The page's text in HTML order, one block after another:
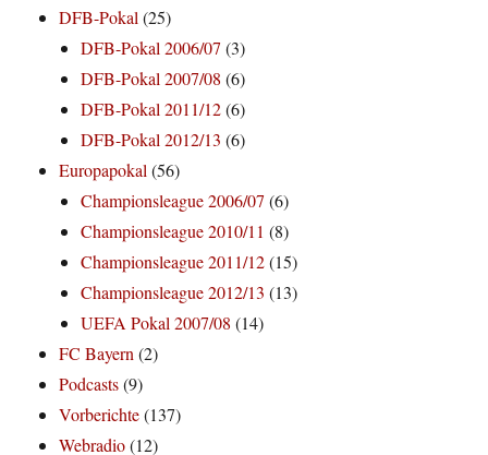
DFB-Pokal(25)
DFB-Pokal 2006/07 (3)
DFB-Pokal 2007/08 (6)
DFB-Pokal 2011/12(6)
DFB-Pokal 2012/13 (6)
Europapokal(56)
Championsleague 2006/07 (6)
Championsleague 2010/11 (8)
Championsleague 2011/12(15)
Championsleague 2012/13 (13)
UEFA Pokal 2007/08 (14)
FC Bayern(2)
Podcasts(9)
Vorberichte(137)
Webradio(12)